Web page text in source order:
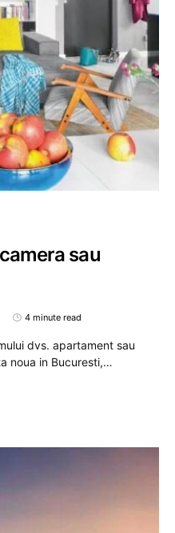
sau
4 minute read
dvs. apartament sau
noua in Bucuresti,…